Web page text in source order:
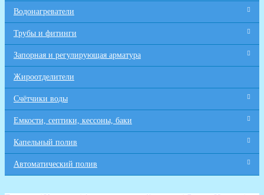
Водонагреватели
Трубы и фитинги
Запорная и регулирующая арматура
Жироотделители
Счётчики воды
Емкости, септики, кессоны, баки
Капельный полив
Автоматический полив